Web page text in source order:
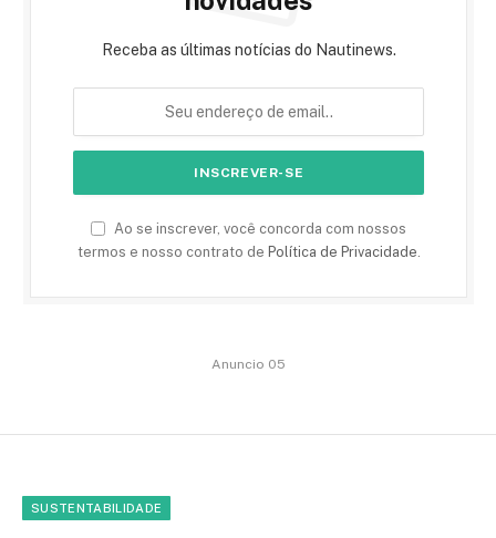
Receba as últimas notícias do Nautinews.
Ao se inscrever, você concorda com nossos
termos e nosso contrato de Política de Privacidade.
Anuncio 05
SUSTENTABILIDADE